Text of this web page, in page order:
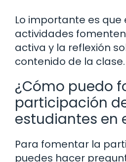
Lo importante es que
actividades
activa y la reflexión
contenido de la clase.
¿Cómo puedo
participación
estudiantes en
Para fomentar la
puedes hacer